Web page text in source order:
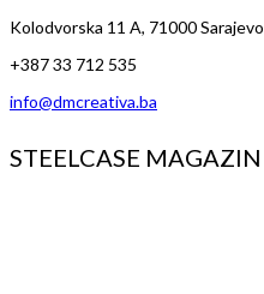
Kolodvorska 11 A, 71000 Sarajevo
+387 33 712 535
info@dmcreativa.ba
STEELCASE MAGAZIN